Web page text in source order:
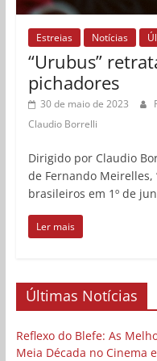
Estreias Notícias
“Urubus”
pichadores
30 de maio de 2023
Claudio Borrelli
Dirigido por Claudio
de Fernando Meirelles,
brasileiros em 1º de
Ler mais
Últimas Notícias
Reflexo do Blefe: As
Meia Década no Cinema